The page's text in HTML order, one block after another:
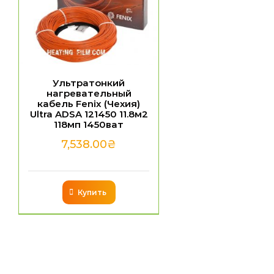
Ультратонкий
нагревательный
кабель Fenix (Чехия)
Ultra ADSA 121450 11.8м2
118мп 1450ват
7,538.00₴
Купить